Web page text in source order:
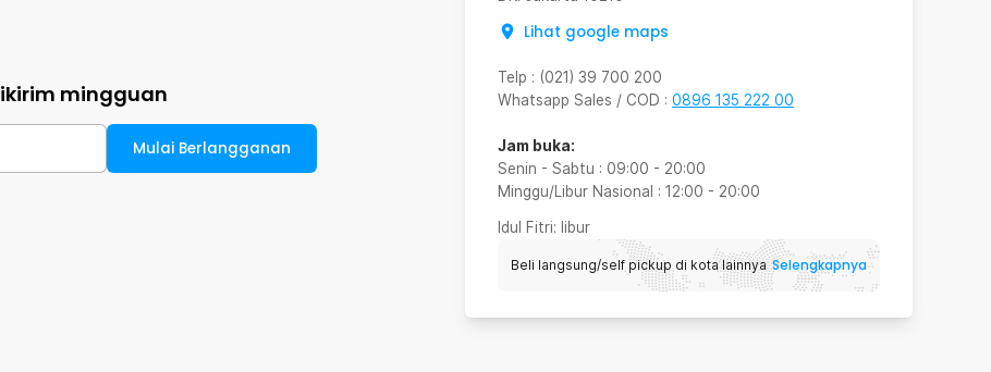
Lihat google maps
Telp : (021) 39 700 200
Whatsapp Sales / COD : 0896 135 222 00
Jam buka:
Senin - Sabtu : 09:00 - 20:00
Minggu/Libur Nasional : 12:00 - 20:00
Idul Fitri: libur
Beli langsung/self pickup di kota lainnya Selengkapnya
mingguan
Mulai Berlangganan